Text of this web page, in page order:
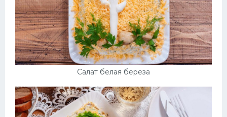
Салат белая береза